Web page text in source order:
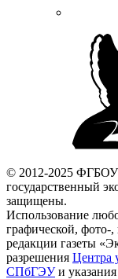
© 2012-2025 ФГБОУ
государственный
защищены.
Использование
графической, фото-
редакции газеты
разрешения Центра
СПбГЭУи